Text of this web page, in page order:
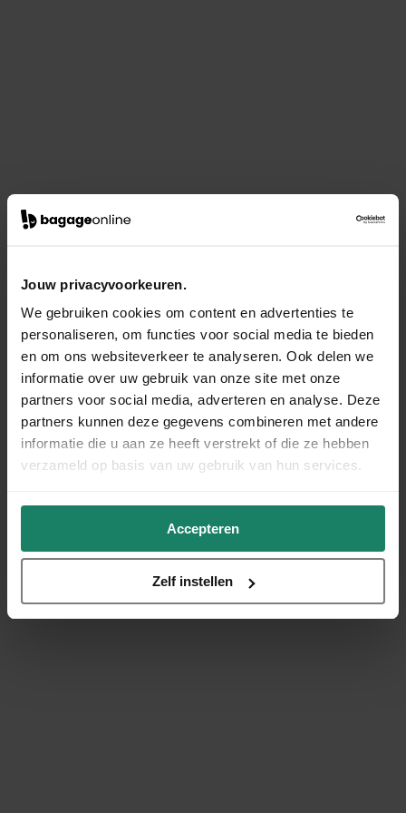
Jouw privacyvoorkeuren.
We gebruiken cookies om content en advertenties te
personaliseren, om functies voor social media te bieden
en om ons websiteverkeer te analyseren. Ook delen we
informatie over uw gebruik van onze site met onze
partners voor social media, adverteren en analyse. Deze
partners kunnen deze gegevens combineren met andere
informatie die u aan ze heeft verstrekt of die ze hebben
verzameld op basis van uw gebruik van hun services.
Accepteren
Zelf instellen